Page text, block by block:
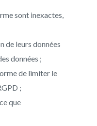
sont inexactes,
de leurs données
données ;
de limiter le
;
que